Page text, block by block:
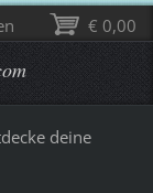
deine
€ 0,00